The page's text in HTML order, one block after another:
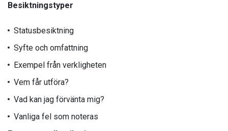
Besiktningstyper
Statusbesiktning
Syfte och omfattning
Exempel från verkligheten
Vem får utföra?
Vad kan jag förvänta mig?
Vanliga fel som noteras